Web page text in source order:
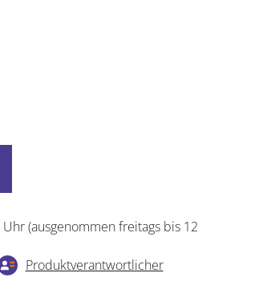
(ausgenommen freitags bis 12
Produktverantwortlicher